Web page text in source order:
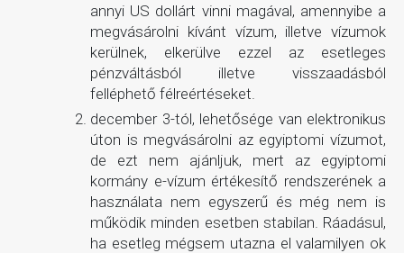
annyi US dollárt vinni magával, amennyibe a
megvásárolni kívánt vízum, illetve vízumok
kerülnek, elkerülve ezzel az esetleges
pénzváltásból illetve visszaadásból
felléphető félreértéseket.
december 3-tól, lehetősége van elektronikus
úton is megvásárolni az egyiptomi vízumot,
de ezt nem ajánljuk, mert az egyiptomi
kormány e-vízum értékesítő rendszerének a
használata nem egyszerű és még nem is
működik minden esetben stabilan. Ráadásul,
ha esetleg mégsem utazna el valamilyen ok